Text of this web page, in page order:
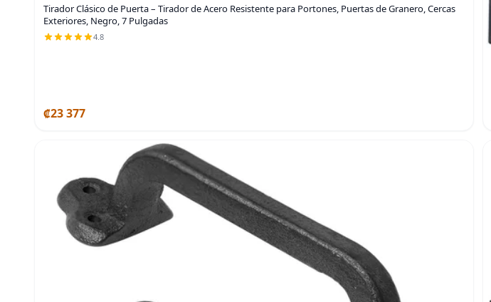
Tirador Clásico de Puerta – Tirador de Acero Resistente para Portones, Puertas de Granero, Cercas
Exteriores, Negro, 7 Pulgadas
4.8
₡23 377